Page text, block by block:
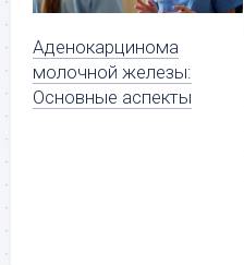
Аденокарцинома
молочной железы:
Основные аспекты